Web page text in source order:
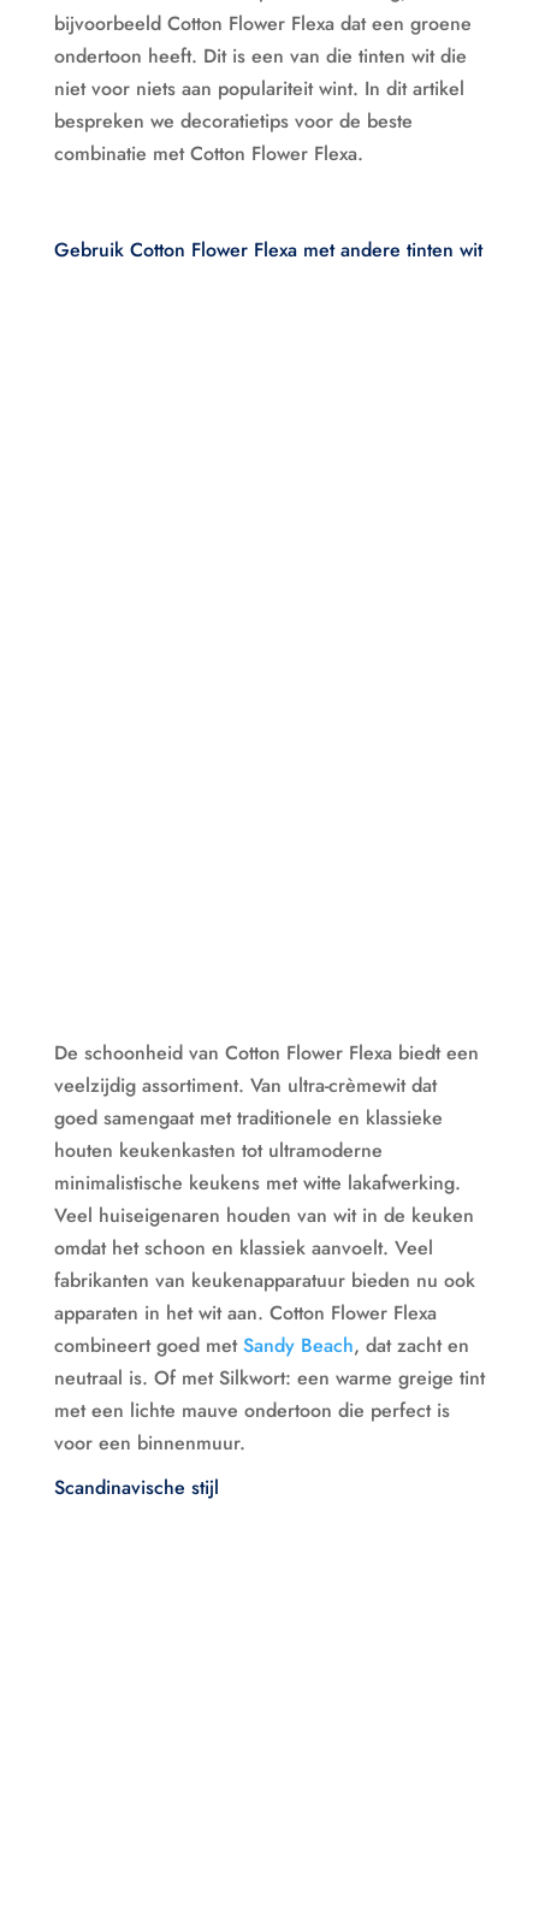
bijvoorbeeld Cotton Flower Flexa dat een groene
ondertoon heeft. Dit is een van die tinten wit die
niet voor niets aan populariteit wint. In dit artikel
bespreken we decoratietips voor de beste
combinatie met Cotton Flower Flexa.
Gebruik Cotton Flower Flexa met andere tinten wit
De schoonheid van Cotton Flower Flexa biedt een
veelzijdig assortiment. Van ultra-crèmewit dat
goed samengaat met traditionele en klassieke
houten keukenkasten tot ultramoderne
minimalistische keukens met witte lakafwerking.
Veel huiseigenaren houden van wit in de keuken
omdat het schoon en klassiek aanvoelt. Veel
fabrikanten van keukenapparatuur bieden nu ook
apparaten in het wit aan. Cotton Flower Flexa
combineert goed metSandy Beach, dat zacht en
neutraal is. Of met Silkwort: een warme greige tint
met een lichte mauve ondertoon die perfect is
voor een binnenmuur.
Scandinavische stijl